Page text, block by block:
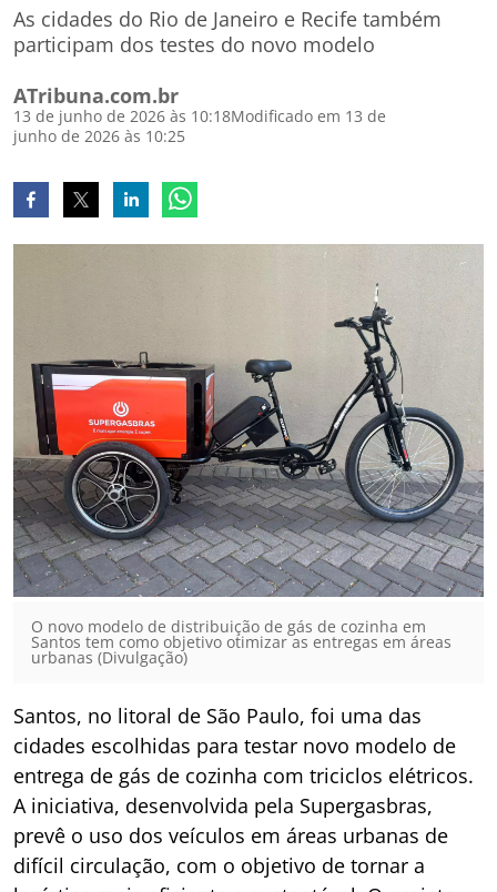
As cidades do Rio de Janeiro e Recife também
participam dos testes do novo modelo
ATribuna.com.br
13 de junho de 2026 às 10:18Modificado em 13 de
junho de 2026 às 10:25
O novo modelo de distribuição de gás de cozinha em
Santos tem como objetivo otimizar as entregas em áreas
urbanas (Divulgação)
Santos, no litoral de São Paulo, foi uma das
cidades escolhidas para testar novo modelo de
entrega de gás de cozinha com triciclos elétricos.
A iniciativa, desenvolvida pela Supergasbras,
prevê o uso dos veículos em áreas urbanas de
difícil circulação, com o objetivo de tornar a